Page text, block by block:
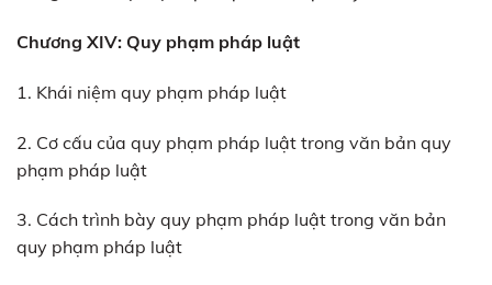
Chương XIV: Quy phạm pháp luật
1. Khái niệm quy phạm pháp luật
2. Cơ cấu của quy phạm pháp luật trong văn bản quy
phạm pháp luật
3. Cách trình bày quy phạm pháp luật trong văn bản
quy phạm pháp luật